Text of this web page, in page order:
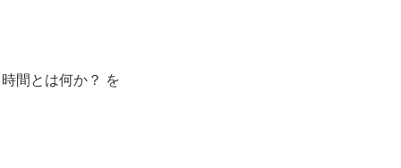
間とは何か？ を